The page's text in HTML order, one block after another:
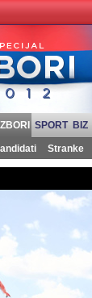
IZBORI SPORT BIZ
Stranke